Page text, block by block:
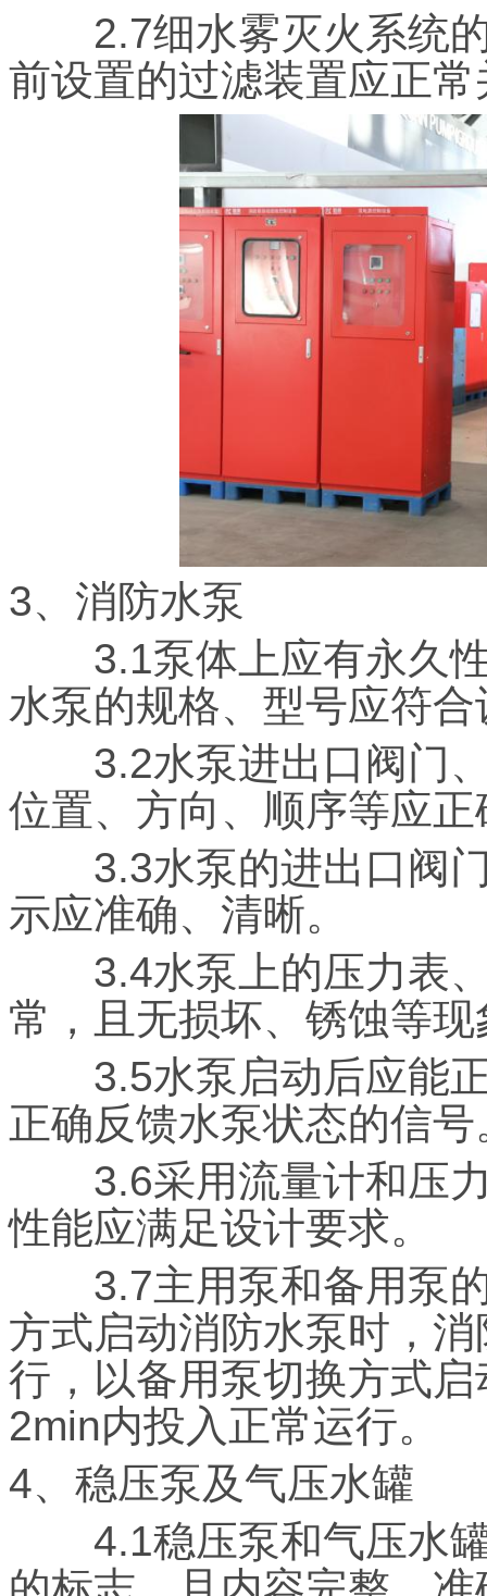
2.7细水雾灭火系统的
前设置的过滤装置应正
3、消防水泵
3.1泵体上应有永久性
水泵的规格、型号应符
3.2水泵进出口阀门、
位置、方向、顺序等应正
3.3水泵的进出口阀门
示应准确、清晰。
3.4水泵上的压力表、
常，且无损坏、锈蚀等现
3.5水泵启动后应能正
正确反馈水泵状态的信号
3.6采用流量计和压力
性能应满足设计要求。
3.7主用泵和备用泵的
方式启动消防水泵时，
行，以备用泵切换方式
2min内投入正常运行。
4、稳压泵及气压水罐
4.1稳压泵和气压水罐